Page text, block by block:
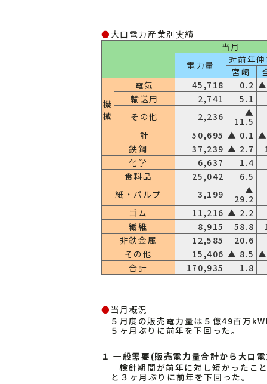
● 大口電力産業別実績
当月
電力量
対前年
宮崎
機
械
電気 45,718 0.2 ▲
輸送用
2,741
5.1
その他
2,236 ▲
11.5
計
50,695 ▲ 0.1 ▲
鉄鋼
37,239 ▲ 2.7
化学
6,637
1.4
食料品
25,042
6.5
紙・パルプ
3,199 ▲
29.2
ゴム
11,216 ▲ 2.2
繊維
8,915 58.8
非鉄金属
12,585
20.6
その他
15,406 ▲ 8.5 ▲
合計
170,935 1.8
● 当月概況
５月度の販売電力量は５億49百万
５ヶ月ぶりに前年を下回った。
１ 一般需要(販売電力量合計から大口
検針期間が前年に対し短かった
と３ヶ月ぶりに前年を下回った。